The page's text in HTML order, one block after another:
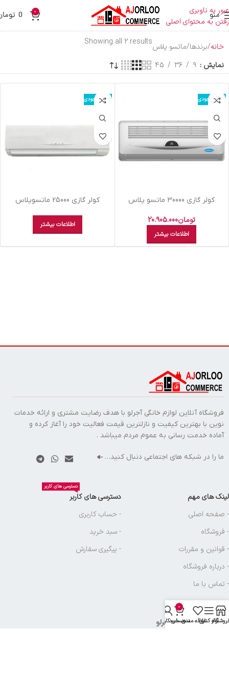
عبور به ناوبری
رفتن به محتوای اصلی
منو 0
0
خانه برندها ماتسو پلاسShowing all 2 results
نمایش 9
36
45
اتمام موجودی
کولر گازي 30000 ماتسو پلاس
تومان20.905.000
اطلاعات بیشتر
اتمام موجودی
کولر گازي 25000 ماتسوپلاس
اطلاعات بیشتر
فروشگاه آنلاین لوازم خانگی آجرلو با هدف رضایت مشتری و ارائه خدمات
نوین با بهترین کیفیت و نازلترین قیمت فعالیت خود را آغاز کرده و
آماده خدمت رسانی به عموم مردم میباشد .
ما را در شبکه های اجتماعی دنبال کنید…
لینک های مهم
- صفحه اصلی
- فروشگاه
- قوانین و مقررات
- درباره فروشگاه
- تماس با ما
دسترسی های کاربر
دسترسی های کاربر
- حساب کاربری
- سبد خرید
- پیگیری سفارش
نماد های بازرگانی آجرلو
نوار کناریعلاقه مندی
0
سبد خرید
حساب کاربری من